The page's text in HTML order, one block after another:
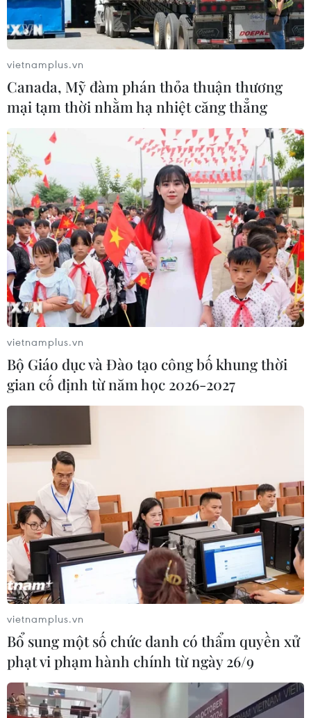
lính bắt buộc.
vietnamplus.vn
Canada, Mỹ đàm phán thỏa thuận thương
mại tạm thời nhằm hạ nhiệt căng thẳng
vietnamplus.vn
Bộ Giáo dục và Đào tạo công bố khung thời
gian cố định từ năm học 2026-2027
vietnamplus.vn
Bổ sung một số chức danh có thẩm quyền xử
phạt vi phạm hành chính từ ngày 26/9